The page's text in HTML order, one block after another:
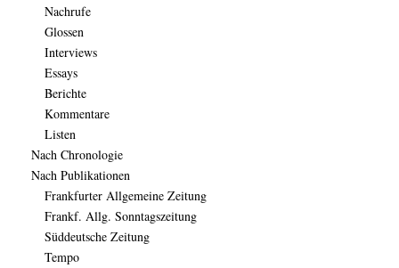
Nachrufe
Glossen
Interviews
Essays
Berichte
Kommentare
Listen
Nach Chronologie
Nach Publikationen
Frankfurter Allgemeine Zeitung
Frankf. Allg. Sonntagszeitung
Süddeutsche Zeitung
Tempo